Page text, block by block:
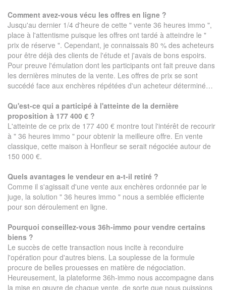
Comment avez-vous vécu les offres en ligne ?
Jusqu'au dernier 1/4 d'heure de cette " vente 36 heures immo ",
place à l'attentisme puisque les offres ont tardé à atteindre le "
prix de réserve ". Cependant, je connaissais 80 % des acheteurs
pour être déjà des clients de l'étude et j'avais de bons espoirs.
Pour preuve l'émulation dont les participants ont fait preuve dans
les dernières minutes de la vente. Les offres de prix se sont
succédé face aux enchères répétées d'un acheteur déterminé…
Qu'est-ce qui a participé à l'atteinte de la dernière
proposition à 177 400 € ?
L'atteinte de ce prix de 177 400 € montre tout l'intérêt de recourir
à " 36 heures immo " pour obtenir la meilleure offre. En vente
classique, cette maison à Honfleur se serait négociée autour de
150 000 €.
Quels avantages le vendeur en a-t-il retiré ?
Comme il s'agissait d'une vente aux enchères ordonnée par le
juge, la solution " 36 heures immo " nous a semblée efficiente
pour son déroulement en ligne.
Pourquoi conseillez-vous 36h-immo pour vendre certains
biens ?
Le succès de cette transaction nous incite à reconduire
l'opération pour d'autres biens. La souplesse de la formule
procure de belles prouesses en matière de négociation.
Heureusement, la plateforme 36h-immo nous accompagne dans
la mise en œuvre de chaque vente, de sorte que nous puissions